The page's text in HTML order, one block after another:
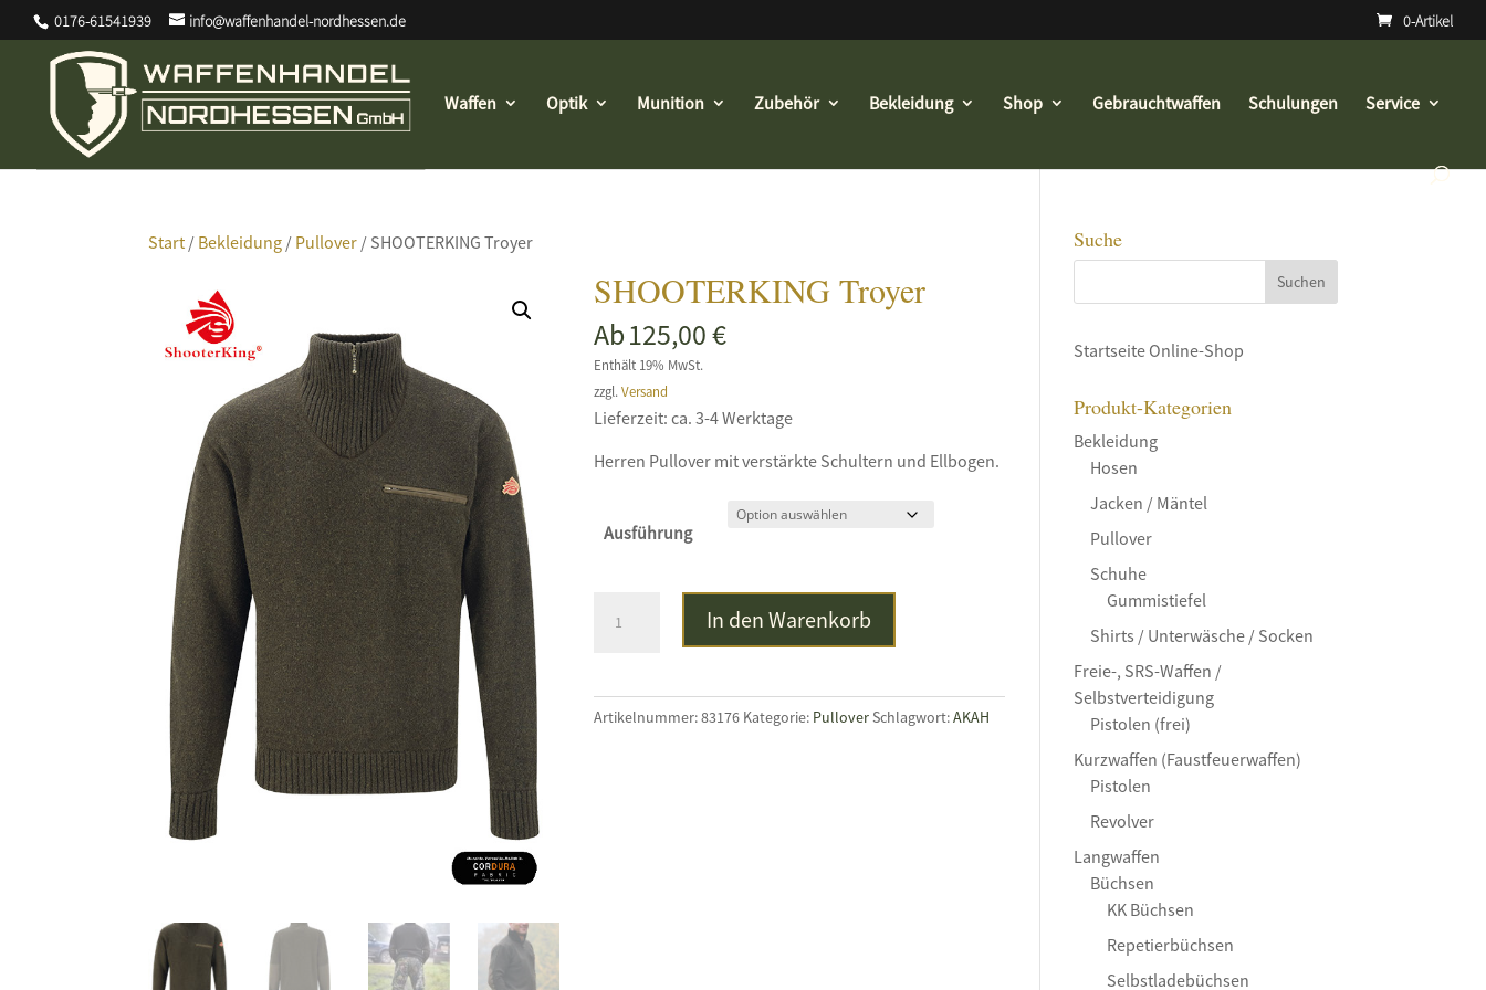
0176-61541939 info@waffenhandel-nordhessen.de 0-Artikel
Waffen Optik Munition Zubehör Bekleidung Shop Gebrauchtwaffen Schulungen Service
Start / Bekleidung / Pullover / SHOOTERKING Troyer
SHOOTERKING Troyer
Ab125,00€
Enthält 19% MwSt.
zzgl. Versand
Lieferzeit: ca. 3-4 Werktage
Herren Pullover mit verstärkte Schultern und Ellbogen.
Ausführung
Troyer
In den Warenkorb
Artikelnummer:83176 Kategorie: PulloverSchlagwort:AKAH
Suche
Startseite Online-Shop
Produkt-Kategorien
Bekleidung
Hosen
Jacken / Mäntel
Pullover
Schuhe
Gummistiefel
Shirts / Unterwäsche / Socken
Freie-, SRS-Waffen /
Selbstverteidigung
Pistolen (frei)
Kurzwaffen (Faustfeuerwaffen)
Pistolen
Revolver
Langwaffen
Büchsen
KK Büchsen
Repetierbüchsen
Selbstladebüchsen